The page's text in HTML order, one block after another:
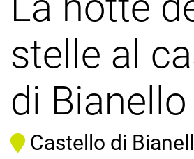
stelle al
di Bianello
Castello di